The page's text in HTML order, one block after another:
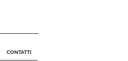
CONTATTI